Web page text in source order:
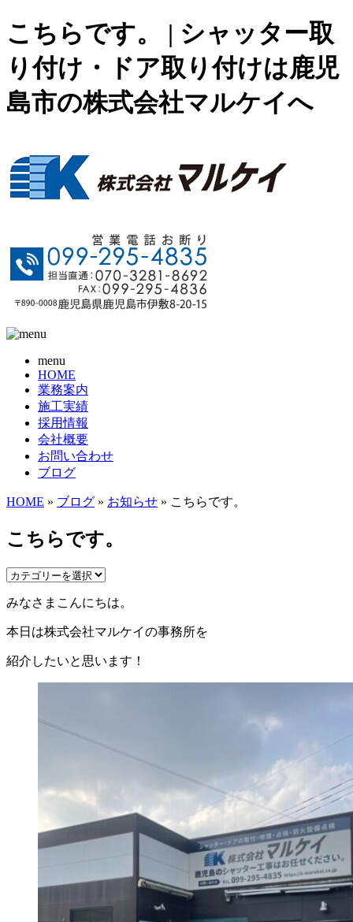
こちらです。 | シャッター取
り付け・ドア取り付けは鹿児
島市の株式会社マルケイへ
menu
HOME
業務案内
施工実績
採用情報
会社概要
お問い合わせ
ブログ
HOME » ブログ » お知らせ » こちらです。
こちらです。
みなさまこんにちは。
本日は株式会社マルケイの事務所を
紹介したいと思います！